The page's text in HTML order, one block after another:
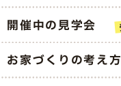
開催中の見学会
お家づくりの考え方